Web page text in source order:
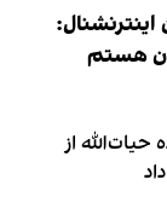
اینترنشنال:
هستم
از